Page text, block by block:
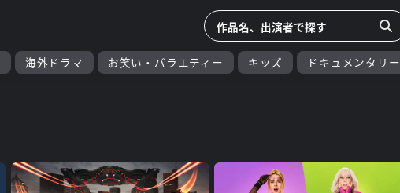
海外ドラマ お笑い・バラエティー キッズ ドキュメンタリー